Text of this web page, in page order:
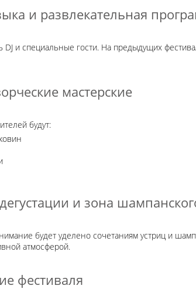
и развлекательная
DJ и специальные гости. На предыдущих
мастерские
будут:
и зона
будет уделено сочетаниям устриц и
атмосферой.
фестиваля